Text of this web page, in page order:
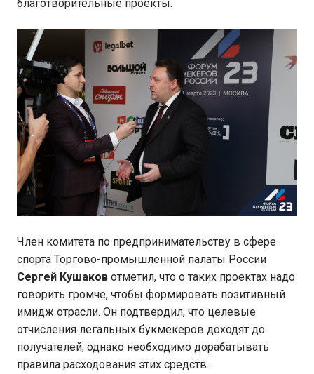
благотворительные проекты.
Член комитета по предпринимательству в сфере
спорта Торгово-промышленной палаты России
Сергей Кушаков отметил, что о таких проектах надо
говорить громче, чтобы формировать позитивный
имидж отрасли. Он подтвердил, что целевые
отчисления легальных букмекеров доходят до
получателей, однако необходимо дорабатывать
правила расходования этих средств.